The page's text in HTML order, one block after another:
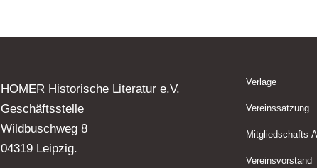
HOMER Historische Literatur e.V.
Geschäftsstelle
Wildbuschweg 8
04319 Leipzig.
Verlage
Vereinssatzung
Mitgliedschafts-
Vereinsvorstand